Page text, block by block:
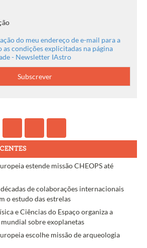
do meu endereço de e-mail para a
as condições explicitadas na página
- Newsletter IAstro
estende missão CHEOPS até
de colaborações internacionais
o estudo das estrelas
e Ciências do Espaço organiza a
sobre exoplanetas
escolhe missão de arqueologia